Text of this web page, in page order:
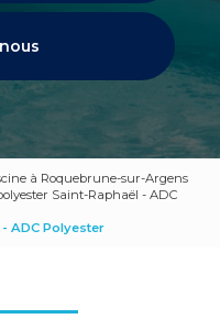
à Roquebrune-sur-Argens
Saint-Raphaël - ADC
ADC Polyester